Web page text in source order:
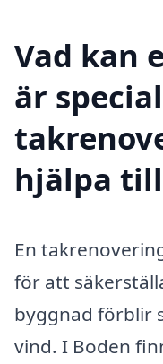
Vad kan
är
hjälpa
En
för att
byggnad förblir
vind. I Boden